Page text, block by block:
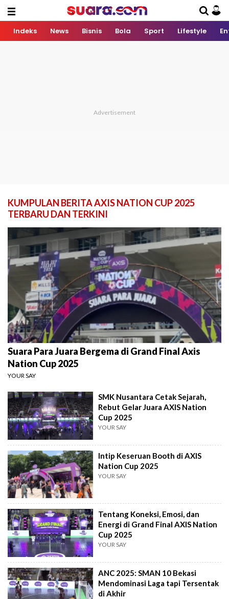
Indeks News Bisnis Bola Sport Lifestyle
KUMPULAN BERITA AXIS NATION CUP 2025
TERBARU DAN TERKINI
Suara Para Juara Bergema di Grand Final Axis
Nation Cup 2025
YOUR SAY
SMK Nusantara Cetak Sejarah,
Rebut Gelar Juara AXIS Nation
Cup 2025
YOUR SAY
Intip Keseruan Booth di AXIS
Nation Cup 2025
YOUR SAY
Tentang Koneksi, Emosi, dan
Energi di Grand Final AXIS Nation
Cup 2025
YOUR SAY
ANC 2025: SMAN 10 Bekasi
Mendominasi Laga tapi Tersentak
di Akhir